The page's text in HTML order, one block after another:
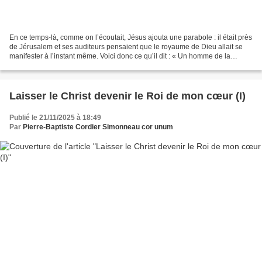
En ce temps-là, comme on l’écoutait, Jésus ajouta une parabole : il était près
de Jérusalem et ses auditeurs pensaient que le royaume de Dieu allait se
manifester à l’instant même. Voici donc ce qu’il dit : « Un homme de la
Laisser le Christ devenir le Roi de mon cœur (I)
Publié le 21/11/2025 à 18:49
Par Pierre-Baptiste Cordier Simonneau cor unum